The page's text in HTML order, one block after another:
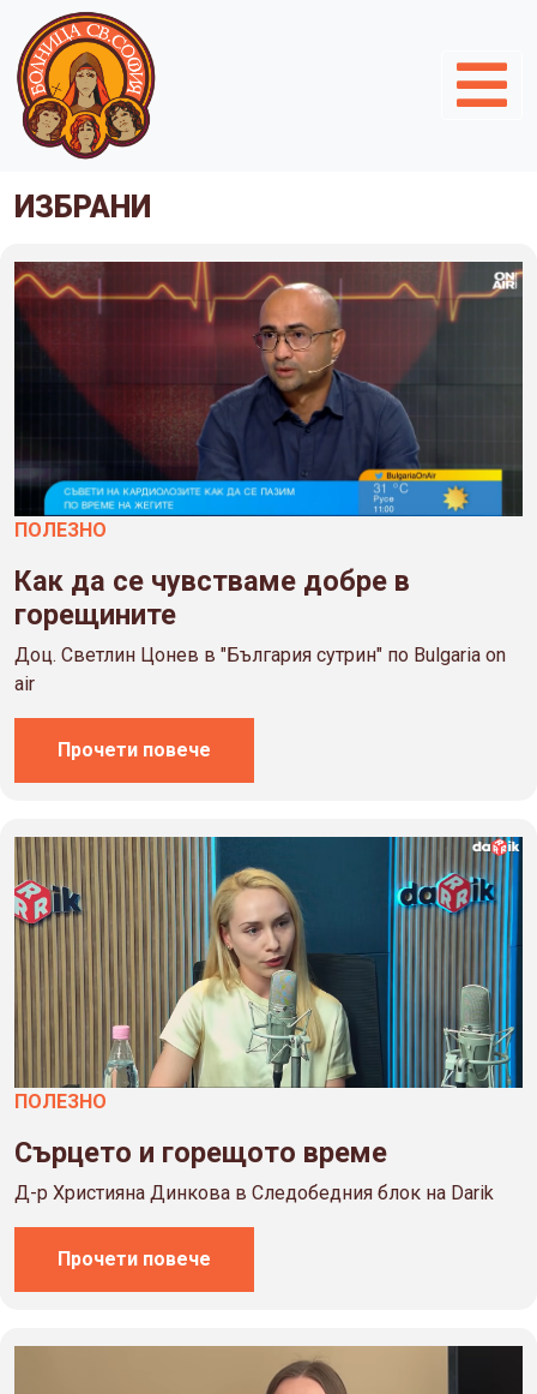
ИЗБРАНИ
ПОЛЕЗНO
Как да се чувстваме добре в
горещините
Доц. Светлин Цонев в "България сутрин" по Bulgaria on
air
Прочети повече
ПОЛЕЗНO
Сърцето и горещото време
Д-р Християна Динкова в Следобедния блок на Darik
Прочети повече